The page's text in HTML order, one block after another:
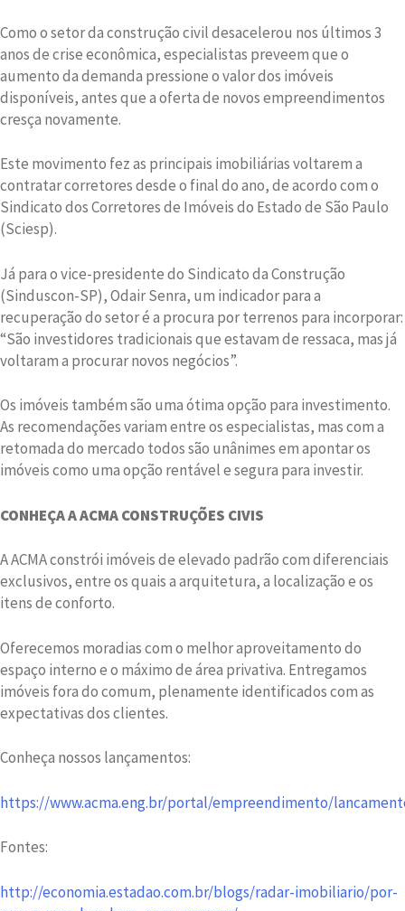
Como o setor da construção civil desacelerou nos últimos 3
anos de crise econômica, especialistas preveem que o
aumento da demanda pressione o valor dos imóveis
disponíveis, antes que a oferta de novos empreendimentos
cresça novamente.
Este movimento fez as principais imobiliárias voltarem a
contratar corretores desde o final do ano, de acordo com o
Sindicato dos Corretores de Imóveis do Estado de São Paulo
(Sciesp).
Já para o vice-presidente do Sindicato da Construção
(Sinduscon-SP), Odair Senra, um indicador para a
recuperação do setor é a procura por terrenos para incorporar:
“São investidores tradicionais que estavam de ressaca, mas já
voltaram a procurar novos negócios”.
Os imóveis também são uma ótima opção para investimento.
As recomendações variam entre os especialistas, mas com a
retomada do mercado todos são unânimes em apontar os
imóveis como uma opção rentável e segura para investir.
CONHEÇA A ACMA CONSTRUÇÕES CIVIS
A ACMA constrói imóveis de elevado padrão com diferenciais
exclusivos, entre os quais a arquitetura, a localização e os
itens de conforto.
Oferecemos moradias com o melhor aproveitamento do
espaço interno e o máximo de área privativa. Entregamos
imóveis fora do comum, plenamente identificados com as
expectativas dos clientes.
Conheça nossos lançamentos:
https://www.acma.eng.br/portal/empreendimento/
Fontes:
http://economia.estadao.com.br/blogs/radar-imobiliario/por-